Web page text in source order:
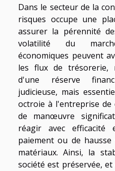
Dans le secteur de la
risques occupe une
assurer la pérennité
volatilité du
économiques peuvent
les flux de trésorerie,
d'une réserve
judicieuse, mais
octroie à l'entreprise
de manœuvre
réagir avec
paiement ou de
matériaux. Ainsi, la
société est préservée,